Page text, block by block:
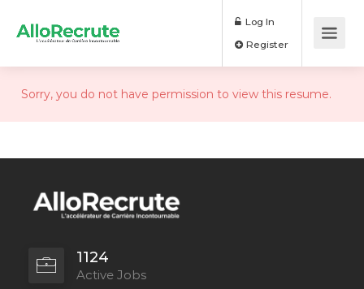
Log In
Sorry, you do not have permission to view this resume.
1124
Active Jobs